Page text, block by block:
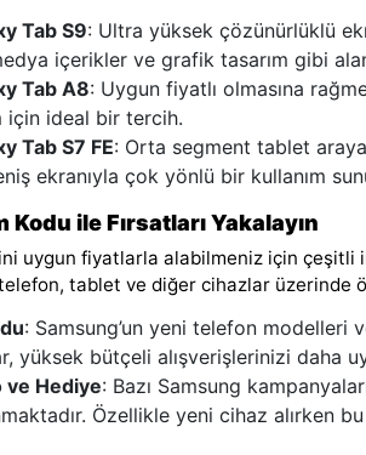
Tab S9: Ultra yüksek çözünürlüklü
içerikler ve grafik tasarım gibi
Tab A8: Uygun fiyatlı olmasına
için ideal bir tercih.
Tab S7 FE: Orta segment tablet
ekranıyla çok yönlü bir kullanım
ile Fırsatları Yakalayın
uygun fiyatlarla alabilmeniz için çeşitli
tablet ve diğer cihazlar üzerinde
: Samsung’un yeni telefon modelleri
yüksek bütçeli alışverişlerinizi daha
ve Hediye: Bazı Samsung
Özellikle yeni cihaz alırken